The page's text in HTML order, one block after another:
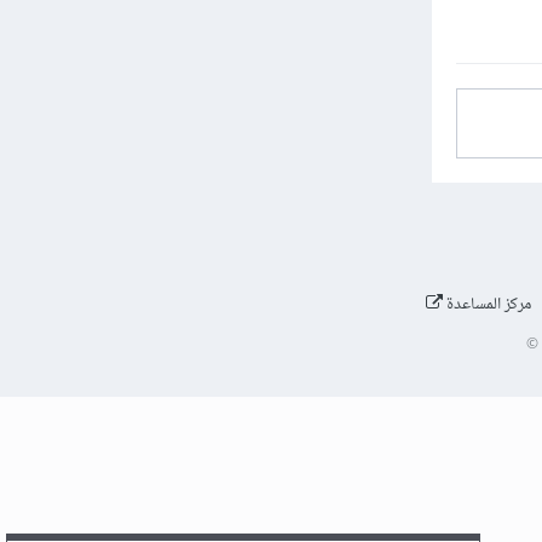
مركز المساعدة
©